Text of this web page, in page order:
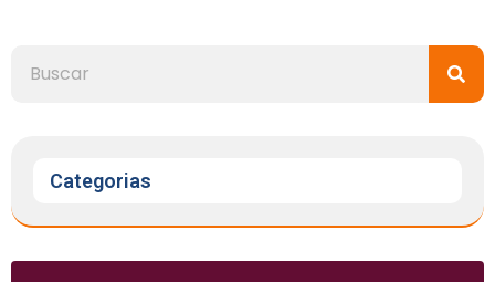
Categorias